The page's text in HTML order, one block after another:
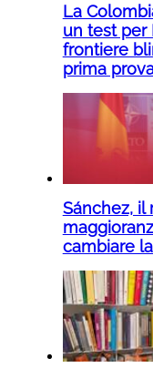
La
un test per
frontiere
prima
Sánchez, il
cambiare